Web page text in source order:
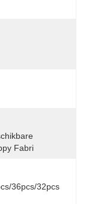
Fabri
36pcs/32pcs